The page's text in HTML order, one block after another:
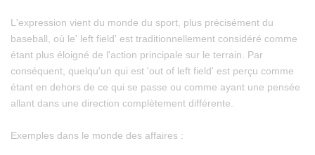
L'expression vient du monde du sport, plus précisément du
baseball, où le' left field' est traditionnellement considéré comme
étant plus éloigné de l'action principale sur le terrain. Par
conséquent, quelqu'un qui est 'out of left field' est perçu comme
étant en dehors de ce qui se passe ou comme ayant une pensée
allant dans une direction complètement différente.
Exemples dans le monde des affaires :